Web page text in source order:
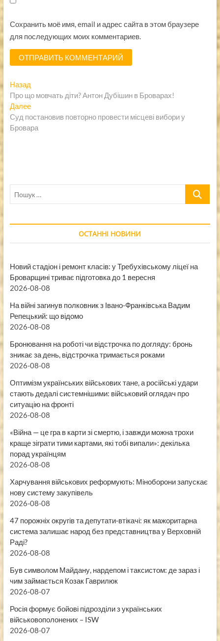
Сохранить моё имя, email и адрес сайта в этом браузере
для последующих моих комментариев.
Навигация
по
записям
НазадПредыдущая
запись:
Про що мовчать діти? Антон Дубішин в Броварах!
ДалееСледующая
запись:
Суд постановив повторно провести місцеві вибори у
Бровара
Пошук
ОСТАННІ НОВИНИ
Новий стадіон і ремонт класів: у Требухівському ліцеї на
Броварщині триває підготовка до 1 вересня
2026-08-08
На війні загинув полковник з Івано-Франківська Вадим
Репецький: що відомо
2026-08-08
Бронювання на роботі чи відстрочка по догляду: бронь
зникає за день, відстрочка тримається роками
2026-08-08
Оптимізм українських військових тане, а російські удари
стають дедалі системнішими: військовий оглядач про
ситуацію на фронті
2026-08-08
«Війна — це гра в карти зі смертю, і завжди можна трохи
краще зіграти тими картами, які тобі випали»: декілька
порад українцям
2026-08-08
Харчування військових реформують: Міноборони запускає
нову систему закупівель
2026-08-08
47 порожніх округів та депутати-втікачі: як мажоритарна
система залишає народ без представництва у Верховній
Раді?
2026-08-08
Був символом Майдану, нардепом і таксистом: де зараз і
чим займається Козак Гаврилюк
2026-08-07
Росія формує бойові підрозділи з українських
військовополонених – ISW
2026-08-07